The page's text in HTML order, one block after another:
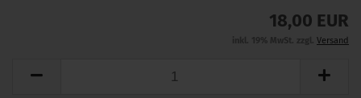
18,00 EUR
Versand